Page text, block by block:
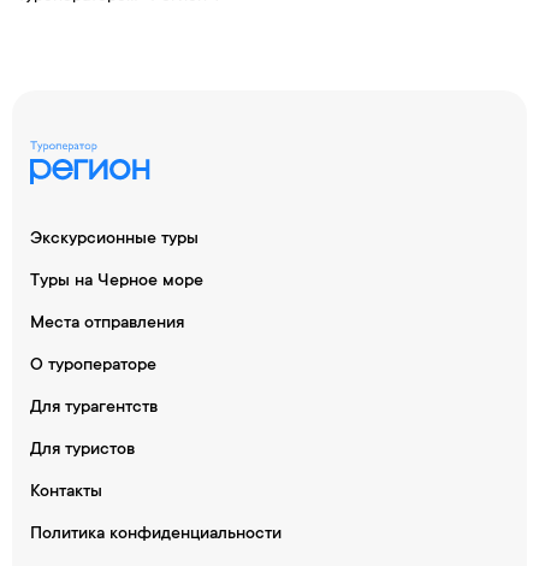
Экскурсионные туры
Туры на Черное море
Места отправления
О туроператоре
Для турагентств
Для туристов
Контакты
Политика конфиденциальности